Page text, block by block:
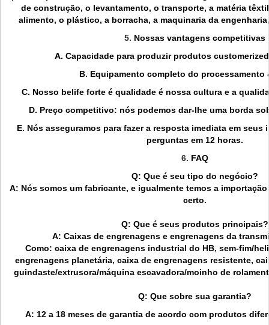
de construção, o levantamento, o transporte, a matéria
alimento, o plástico, a borracha, a maquinaria da
5. Nossas vantagens competitivas
A. Capacidade para produzir produtos
B. Equipamento completo do processamento
C. Nosso belife forte é qualidade é nossa cultura e a
D. Preço competitivo: nós podemos dar-lhe uma borda
E. Nós asseguramos para fazer a resposta imediata em
perguntas em 12 horas.
6. FAQ
Q: Que é seu tipo do negócio?
A: Nós somos um fabricante, e igualmente temos a
certo.
Q: Que é seus produtos principais?
A: Caixas de engrenagens e engrenagens da
Como: caixa de engrenagens industrial do HB, sem-fim/
engrenagens planetária, caixa de engrenagens resistente,
guindaste/extrusora/máquina escavadora/moinho de
Q: Que sobre sua garantia?
A: 12 a 18 meses de garantia de acordo com produtos